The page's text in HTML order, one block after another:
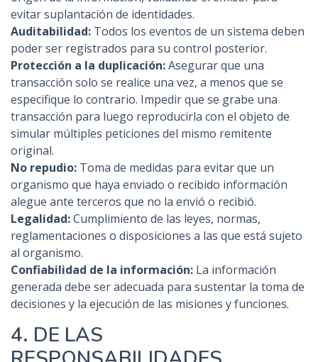
evitar suplantación de identidades.
Auditabilidad: Todos los eventos de un sistema deben
poder ser registrados para su control posterior.
Protección a la duplicación:Asegurar que una
transacción solo se realice una vez, a menos que se
especifique lo contrario. Impedir que se grabe una
transacción para luego reproducirla con el objeto de
simular múltiples peticiones del mismo remitente
original.
No repudio: Toma de medidas para evitar que un
organismo que haya enviado o recibido información
alegue ante terceros que no la envió o recibió.
Legalidad:Cumplimiento de las leyes, normas,
reglamentaciones o disposiciones a las que está sujeto
al organismo.
Confiabilidad de la información: La información
generada debe ser adecuada para sustentar la toma de
decisiones y la ejecución de las misiones y funciones.
4. DE LAS